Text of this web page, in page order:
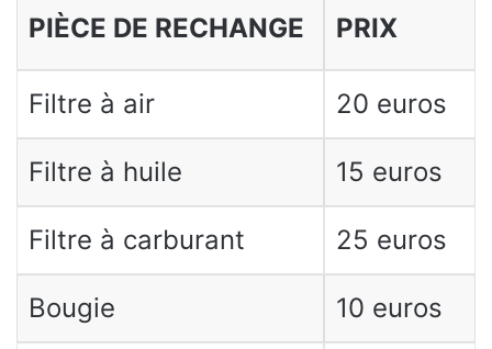
PIÈCE DE RECHANGE PRIX
Filtre à air 20 euros
Filtre à huile 15 euros
Filtre à carburant 25 euros
Bougie 10 euros